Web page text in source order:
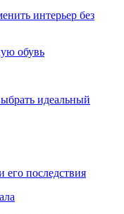
интерьер без
обувь
идеальный
его последствия